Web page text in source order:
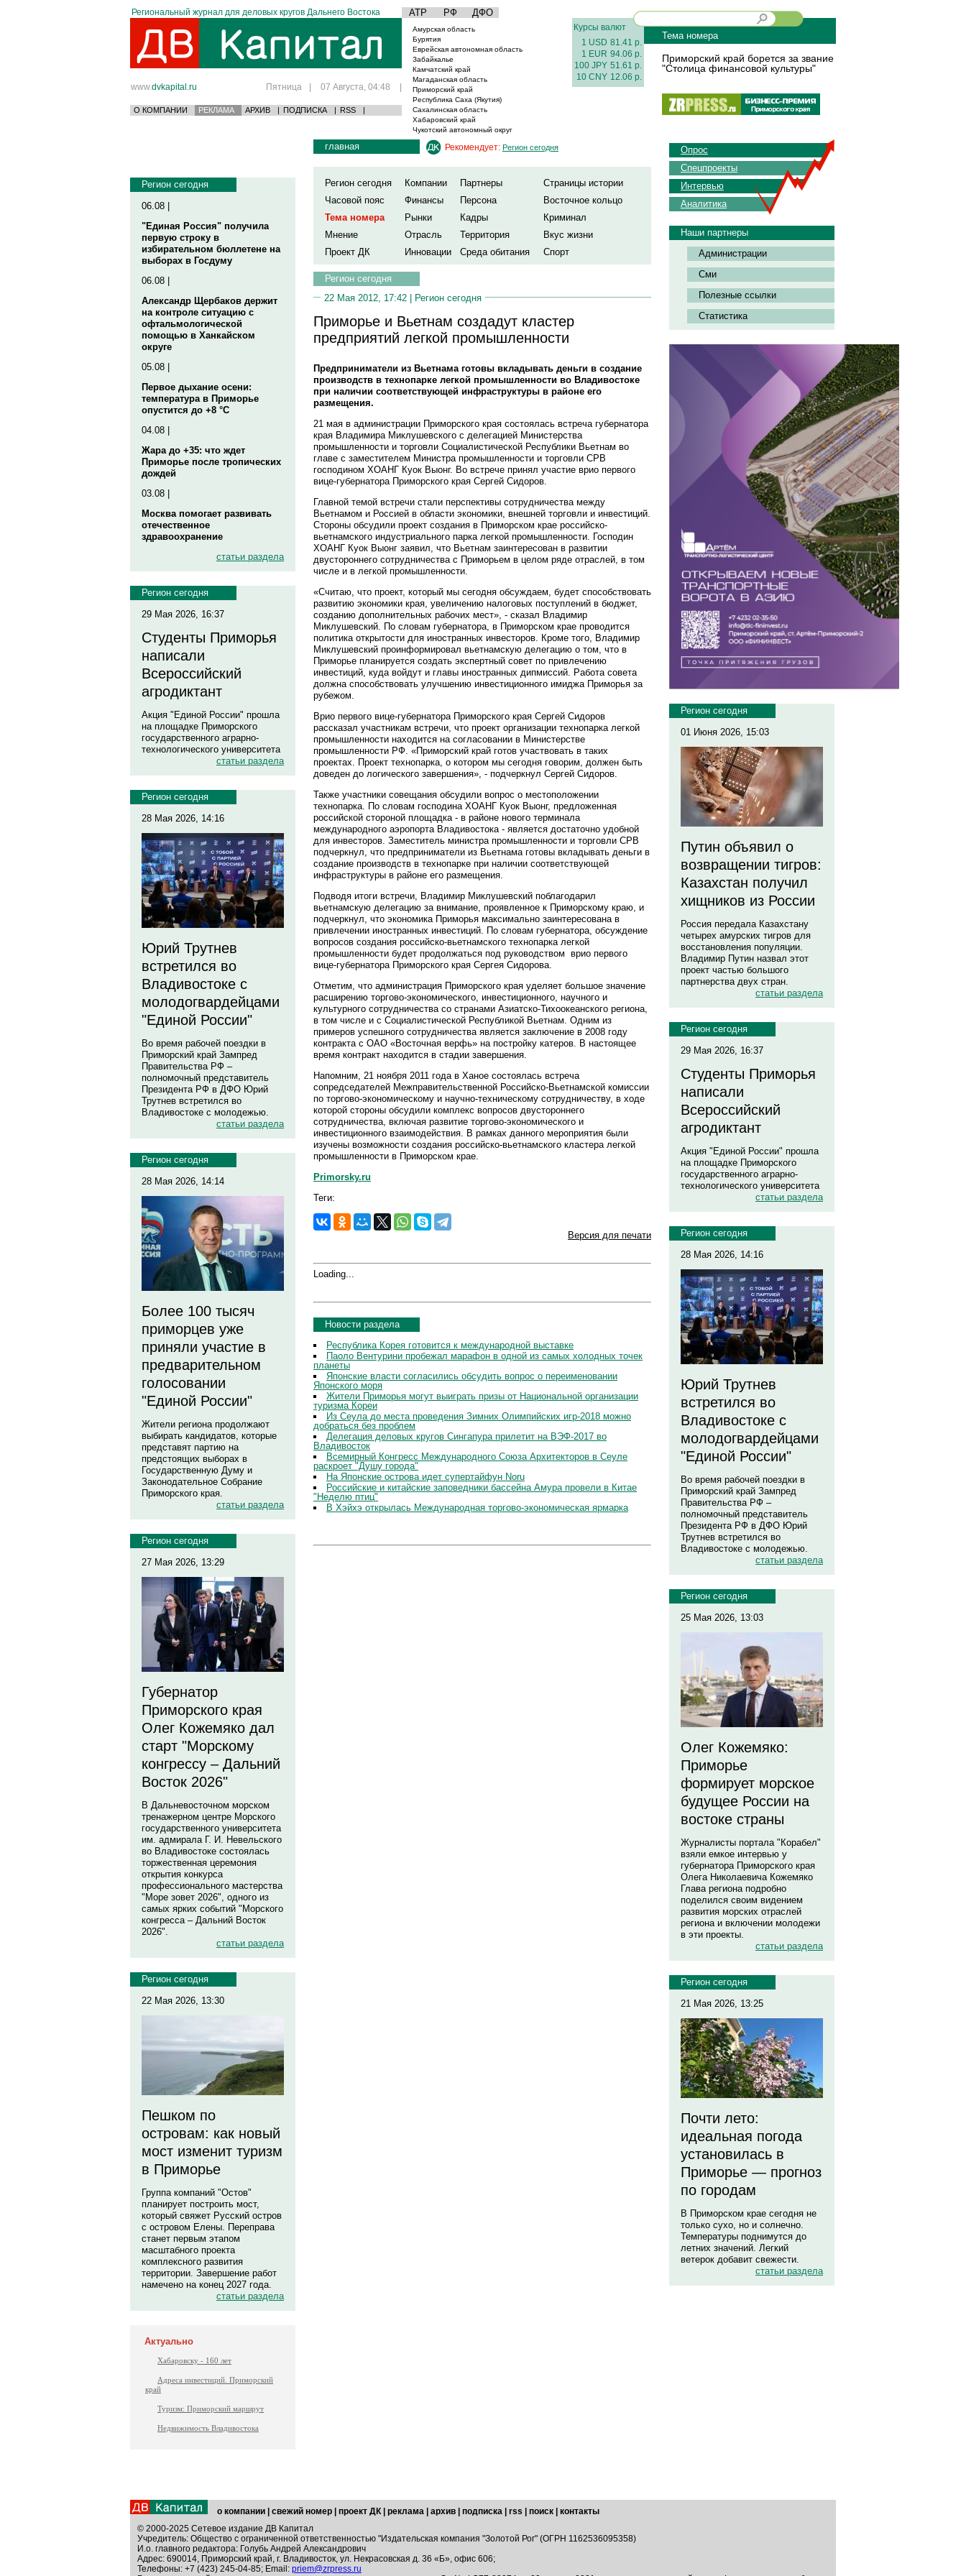
Региональный журнал для деловых кругов Дальнего Востока АТР РФ ДФО
www.dvkapital.ru Пятница | 07 Августа, 04:48 |
О КОМПАНИИ РЕКЛАМА АРХИВ | ПОДПИСКА | RSS |
Амурская область
Бурятия
Еврейская автономная область
Забайкалье
Камчатский край
Магаданская область
Приморский край
Республика Саха (Якутия)
Сахалинская область
Хабаровский край
Чукотский автономный округ
Курсы валют
1 USD 81.41 р.
1 EUR 94.06 р.
100 JPY 51.61 р.
10 CNY 12.06 р.
Тема номера
Приморский край борется за звание
"Столица финансовой культуры"
Регион сегодня
06.08 |
"Единая Россия" получила
первую строку в
избирательном бюллетене на
выборах в Госдуму
06.08 |
Александр Щербаков держит
на контроле ситуацию с
офтальмологической
помощью в Ханкайском
округе
05.08 |
Первое дыхание осени:
температура в Приморье
опустится до +8 °C
04.08 |
Жара до +35: что ждет
Приморье после тропических
дождей
03.08 |
Москва помогает развивать
отечественное
здравоохранение
статьи раздела
Регион сегодня
29 Мая 2026, 16:37
Студенты Приморья
написали
Всероссийский
агродиктант
Акция "Единой России" прошла
на площадке Приморского
государственного аграрно-
технологического университета
статьи раздела
Регион сегодня
28 Мая 2026, 14:16
Юрий Трутнев
встретился во
Владивостоке с
молодогвардейцами
"Единой России"
Во время рабочей поездки в
Приморский край Зампред
Правительства РФ –
полномочный представитель
Президента РФ в ДФО Юрий
Трутнев встретился во
Владивостоке с молодежью.
статьи раздела
Регион сегодня
28 Мая 2026, 14:14
Более 100 тысяч
приморцев уже
приняли участие в
предварительном
голосовании
"Единой России"
Жители региона продолжают
выбирать кандидатов, которые
представят партию на
предстоящих выборах в
Государственную Думу и
Законодательное Собрание
Приморского края.
статьи раздела
Регион сегодня
27 Мая 2026, 13:29
Губернатор
Приморского края
Олег Кожемяко дал
старт "Морскому
конгрессу – Дальний
Восток 2026"
В Дальневосточном морском
тренажерном центре Морского
государственного университета
им. адмирала Г. И. Невельского
во Владивостоке состоялась
торжественная церемония
открытия конкурса
профессионального мастерства
"Море зовет 2026", одного из
самых ярких событий "Морского
конгресса – Дальний Восток
2026".
статьи раздела
Регион сегодня
22 Мая 2026, 13:30
Пешком по
островам: как новый
мост изменит туризм
в Приморье
Группа компаний "Остов"
планирует построить мост,
который свяжет Русский остров
с островом Елены. Переправа
станет первым этапом
масштабного проекта
комплексного развития
территории. Завершение работ
намечено на конец 2027 года.
статьи раздела
Актуально
Хабаровску - 160 лет
Адреса инвестиций. Приморский
край
Туризм: Приморский маршрут
Недвижимость Владивостока
главная Рекомендует: Регион сегодня
Регион сегодня Компании Партнеры
Страницы истории
Часовой пояс
Финансы Персона
Восточное кольцо
Тема номера
Рынки Кадры
Криминал
Мнение
Отрасль Территория
Вкус жизни
Проект ДК
Инновации Среда обитания Спорт
Регион сегодня
22 Мая 2012, 17:42 | Регион сегодня
Приморье и Вьетнам создадут кластер
предприятий легкой промышленности
Предприниматели из Вьетнама готовы вкладывать деньги в создание
производств в технопарке легкой промышленности во Владивостоке
при наличии соответствующей инфраструктуры в районе его
размещения.
21 мая в администрации Приморского края состоялась встреча губернатора
края Владимира Миклушевского с делегацией Министерства
промышленности и торговли Социалистической Республики Вьетнам во
главе с заместителем Министра промышленности и торговли СРВ
господином ХОАНГ Куок Выонг. Во встрече принял участие врио первого
вице-губернатора Приморского края Сергей Сидоров.
Главной темой встречи стали перспективы сотрудничества между
Вьетнамом и Россией в области экономики, внешней торговли и инвестиций.
Стороны обсудили проект создания в Приморском крае российско-
вьетнамского индустриального парка легкой промышленности. Господин
ХОАНГ Куок Выонг заявил, что Вьетнам заинтересован в развитии
двустороннего сотрудничества с Приморьем в целом ряде отраслей, в том
числе и в легкой промышленности.
«Считаю, что проект, который мы сегодня обсуждаем, будет способствовать
развитию экономики края, увеличению налоговых поступлений в бюджет,
созданию дополнительных рабочих мест», - сказал Владимир
Миклушевский. По словам губернатора, в Приморском крае проводится
политика открытости для иностранных инвесторов. Кроме того, Владимир
Миклушевский проинформировал вьетнамскую делегацию о том, что в
Приморье планируется создать экспертный совет по привлечению
инвестиций, куда войдут и главы иностранных дипмиссий. Работа совета
должна способствовать улучшению инвестиционного имиджа Приморья за
рубежом.
Врио первого вице-губернатора Приморского края Сергей Сидоров
рассказал участникам встречи, что проект организации технопарка легкой
промышленности находится на согласовании в Министерстве
промышленности РФ. «Приморский край готов участвовать в таких
проектах. Проект технопарка, о котором мы сегодня говорим, должен быть
доведен до логического завершения», - подчеркнул Сергей Сидоров.
Также участники совещания обсудили вопрос о местоположении
технопарка. По словам господина ХОАНГ Куок Выонг, предложенная
российской стороной площадка - в районе нового терминала
международного аэропорта Владивостока - является достаточно удобной
для инвесторов. Заместитель министра промышленности и торговли СРВ
подчеркнул, что предприниматели из Вьетнама готовы вкладывать деньги в
создание производств в технопарке при наличии соответствующей
инфраструктуры в районе его размещения.
Подводя итоги встречи, Владимир Миклушевский поблагодарил
вьетнамскую делегацию за внимание, проявленное к Приморскому краю, и
подчеркнул, что экономика Приморья максимально заинтересована в
привлечении иностранных инвестиций. По словам губернатора, обсуждение
вопросов создания российско-вьетнамского технопарка легкой
промышленности будет продолжаться под руководством врио первого
вице-губернатора Приморского края Сергея Сидорова.
Отметим, что администрация Приморского края уделяет большое значение
расширению торгово-экономического, инвестиционного, научного и
культурного сотрудничества со странами Азиатско-Тихоокеанского региона,
в том числе и с Социалистической Республикой Вьетнам. Одним из
примеров успешного сотрудничества является заключение в 2008 году
контракта с ОАО «Восточная верфь» на постройку катеров. В настоящее
время контракт находится в стадии завершения.
Напомним, 21 ноября 2011 года в Ханое состоялась встреча
сопредседателей Межправительственной Российско-Вьетнамской комиссии
по торгово-экономическому и научно-техническому сотрудничеству, в ходе
которой стороны обсудили комплекс вопросов двустороннего
сотрудничества, включая развитие торгово-экономического и
инвестиционного взаимодействия. В рамках данного мероприятия были
изучены возможности создания российско-вьетнамского кластера легкой
промышленности в Приморском крае.
Primorsky.ru
Теги:
Версия для печати
Loading...
Новости раздела
Республика Корея готовится к международной выставке
Паоло Вентурини пробежал марафон в одной из самых холодных точек
планеты
Японские власти согласились обсудить вопрос о переименовании
Японского моря
Жители Приморья могут выиграть призы от Национальной организации
туризма Кореи
Из Сеула до места проведения Зимних Олимпийских игр-2018 можно
добраться без проблем
Делегация деловых кругов Сингапура прилетит на ВЭФ-2017 во
Владивосток
Всемирный Конгресс Международного Союза Архитекторов в Сеуле
раскроет "Душу города"
На Японские острова идет супертайфун Noru
Российские и китайские заповедники бассейна Амура провели в Китае
"Неделю птиц"
В Хэйхэ открылась Международная торгово-экономическая ярмарка
Опрос
Спецпроекты
Интервью
Аналитика
Наши партнеры
Администрации
Сми
Полезные ссылки
Статистика
Регион сегодня
01 Июня 2026, 15:03
Путин объявил о
возвращении тигров:
Казахстан получил
хищников из России
Россия передала Казахстану
четырех амурских тигров для
восстановления популяции.
Владимир Путин назвал этот
проект частью большого
партнерства двух стран.
статьи раздела
Регион сегодня
29 Мая 2026, 16:37
Студенты Приморья
написали
Всероссийский
агродиктант
Акция "Единой России" прошла
на площадке Приморского
государственного аграрно-
технологического университета
статьи раздела
Регион сегодня
28 Мая 2026, 14:16
Юрий Трутнев
встретился во
Владивостоке с
молодогвардейцами
"Единой России"
Во время рабочей поездки в
Приморский край Зампред
Правительства РФ –
полномочный представитель
Президента РФ в ДФО Юрий
Трутнев встретился во
Владивостоке с молодежью.
статьи раздела
Регион сегодня
25 Мая 2026, 13:03
Олег Кожемяко:
Приморье
формирует морское
будущее России на
востоке страны
Журналисты портала "Корабел"
взяли емкое интервью у
губернатора Приморского края
Олега Николаевича Кожемяко
Глава региона подробно
поделился своим видением
развития морских отраслей
региона и включении молодежи
в эти проекты.
статьи раздела
Регион сегодня
21 Мая 2026, 13:25
Почти лето:
идеальная погода
установилась в
Приморье — прогноз
по городам
В Приморском крае сегодня не
только сухо, но и солнечно.
Температуры поднимутся до
летних значений. Легкий
ветерок добавит свежести.
статьи раздела
о компании свежий номер проект ДК реклама архив подписка rss поиск
контакты
© 2000-2025 Сетевое издание ДВ Капитал
Учредитель: Общество с ограниченной ответственностью "Издательская компания "Золотой Рог" (ОГРН 1162536095358)
И.о. главного редактора: Голубь Андрей Александрович
Адрес: 690014, Приморский край, г. Владивосток, ул. Некрасовская д. 36 «Б», офис 606;
Телефоны: +7 (423) 245-04-85; Email: priem@zrpress.ru